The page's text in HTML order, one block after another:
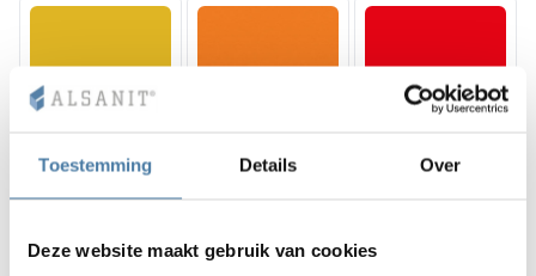
Toestemming Details Over
Deze website maakt gebruik van cookies
10 mm
RAL 1023
RAL 2011
10 mm